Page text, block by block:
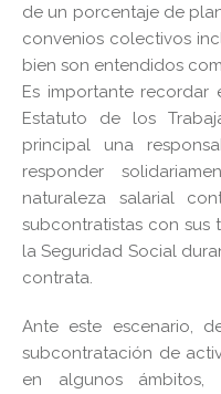
de un porcentaje de
convenios colectivos
bien son entendidos
Es importante
Estatuto de los
principal una
responder
naturaleza salarial
subcontratistas con sus
la Seguridad Social
contrata.
Ante este escenario,
subcontratación de
en algunos ámbitos,